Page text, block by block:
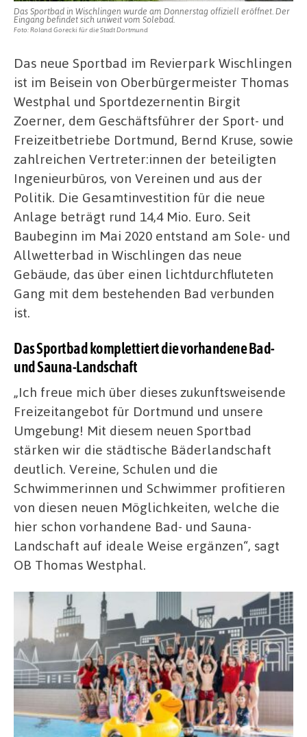
Das Sportbad in Wischlingen wurde am Donnerstag offiziell eröffnet. Der
Eingang befindet sich unweit vom Solebad.
Foto: Roland Gorecki für die Stadt Dortmund
Das neue Sportbad im Revierpark Wischlingen
ist im Beisein von Oberbürgermeister Thomas
Westphal und Sportdezernentin Birgit
Zoerner, dem Geschäftsführer der Sport- und
Freizeitbetriebe Dortmund, Bernd Kruse, sowie
zahlreichen Vertreter:innen der beteiligten
Ingenieurbüros, von Vereinen und aus der
Politik. Die Gesamtinvestition für die neue
Anlage beträgt rund 14,4 Mio. Euro. Seit
Baubeginn im Mai 2020 entstand am Sole- und
Allwetterbad in Wischlingen das neue
Gebäude, das über einen lichtdurchfluteten
Gang mit dem bestehenden Bad verbunden
ist.
Das Sportbad komplettiert die vorhandene Bad-
und Sauna-Landschaft
„Ich freue mich über dieses zukunftsweisende
Freizeitangebot für Dortmund und unsere
Umgebung! Mit diesem neuen Sportbad
stärken wir die städtische Bäderlandschaft
deutlich. Vereine, Schulen und die
Schwimmerinnen und Schwimmer profitieren
von diesen neuen Möglichkeiten, welche die
hier schon vorhandene Bad- und Sauna-
Landschaft auf ideale Weise ergänzen“, sagt
OB Thomas Westphal.